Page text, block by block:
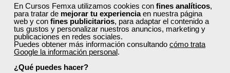
En Cursos Femxa utilizamos cookies con fines analíticos,
para tratar de mejorar tu experienciaen nuestra página
web y con fines publicitarios, para adaptar el contenido a
tus gustos y personalizar nuestros anuncios, marketing y
publicaciones en redes sociales.
Puedes obtener más información consultando cómo trata
Google la información personal.
¿Qué puedes hacer?
Términos y condiciones
He leído y acepto laPolítica de Privacidad
Registrarse